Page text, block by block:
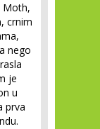
Moth,
crnim
nego
je
u
prva